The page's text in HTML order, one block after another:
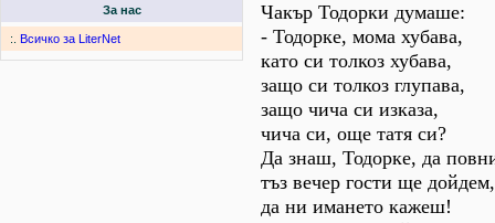
За нас
:. Всичко за LiterNet
Чакър Тодорки думаше:
- Тодорке, мома хубава,
като си толкоз хубава,
защо си толкоз глупава,
защо чича си изказа,
чича си, още татя си?
Да знаш, Тодорке, да
тъз вечер гости ще дойдем,
да ни имането кажеш!